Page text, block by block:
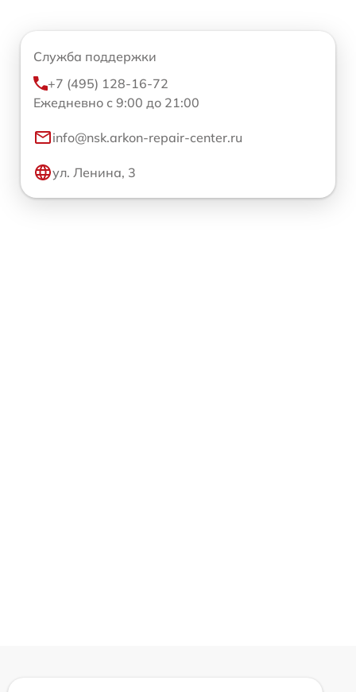
Служба поддержки
+7 (495) 128-16-72
Ежедневно с 9:00 до 21:00
info@nsk.arkon-repair-center.ru
ул. Ленина, 3